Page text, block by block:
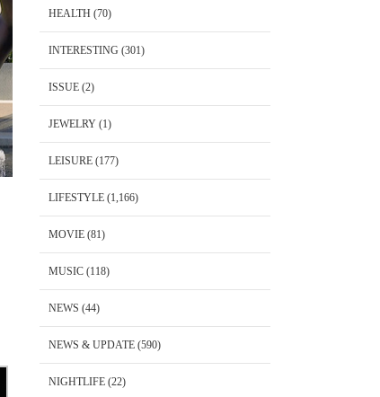
HEALTH (70)
INTERESTING (301)
ISSUE(2)
JEWELRY(1)
LEISURE(177)
LIFESTYLE(1,166)
MOVIE(81)
MUSIC(118)
NEWS (44)
NEWS & UPDATE(590)
NIGHTLIFE(22)